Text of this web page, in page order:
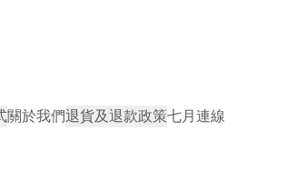
關於我們退貨及退款政策七月連線